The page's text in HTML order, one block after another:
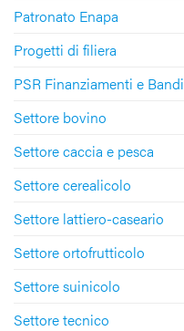
Patronato Enapa
Progetti di filiera
PSR Finanziamenti e Bandi
Settore bovino
Settore caccia e pesca
Settore cerealicolo
Settore lattiero-caseario
Settore ortofrutticolo
Settore suinicolo
Settore tecnico